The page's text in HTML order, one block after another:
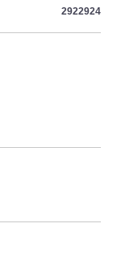
2922924